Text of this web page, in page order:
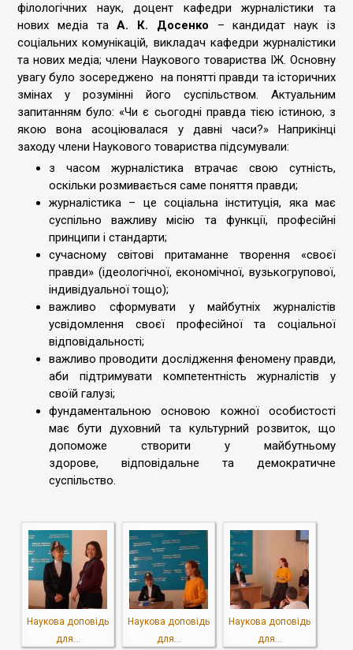
філологічних наук, доцент кафедри журналістики та
нових медіа таА. К. Досенко – кандидат наук із
соціальних комунікацій, викладач кафедри журналістики
та нових медіа; члени Наукового товариства ІЖ. Основну
увагу було зосереджено на понятті правди та історичних
змінах у розумінні його суспільством. Актуальним
запитанням було: «Чи є сьогодні правда тією істиною, з
якою вона асоціювалася у давні часи?» Наприкінці
заходу члени Наукового товариства підсумували:
з часом журналістика втрачає свою сутність,
оскільки розмивається саме поняття правди;
журналістика – це соціальна інституція, яка має
суспільно важливу місію та функції, професійні
принципи і стандарти;
сучасному світові притаманне творення «своєї
правди» (ідеологічної, економічної, вузькогрупової,
індивідуальної тощо);
важливо сформувати у майбутніх журналістів
усвідомлення своєї професійної та соціальної
відповідальності;
важливо проводити дослідження феномену правди,
аби підтримувати компетентність журналістів у
своїй галузі;
фундаментальною основою кожної особистості
має бути духовний та культурний розвиток, що
допоможе створити у майбутньому
здорове, відповідальне та демократичне
суспільство.
Наукова доповідь
для...
Наукова доповідь
для...
Наукова доповідь
для...